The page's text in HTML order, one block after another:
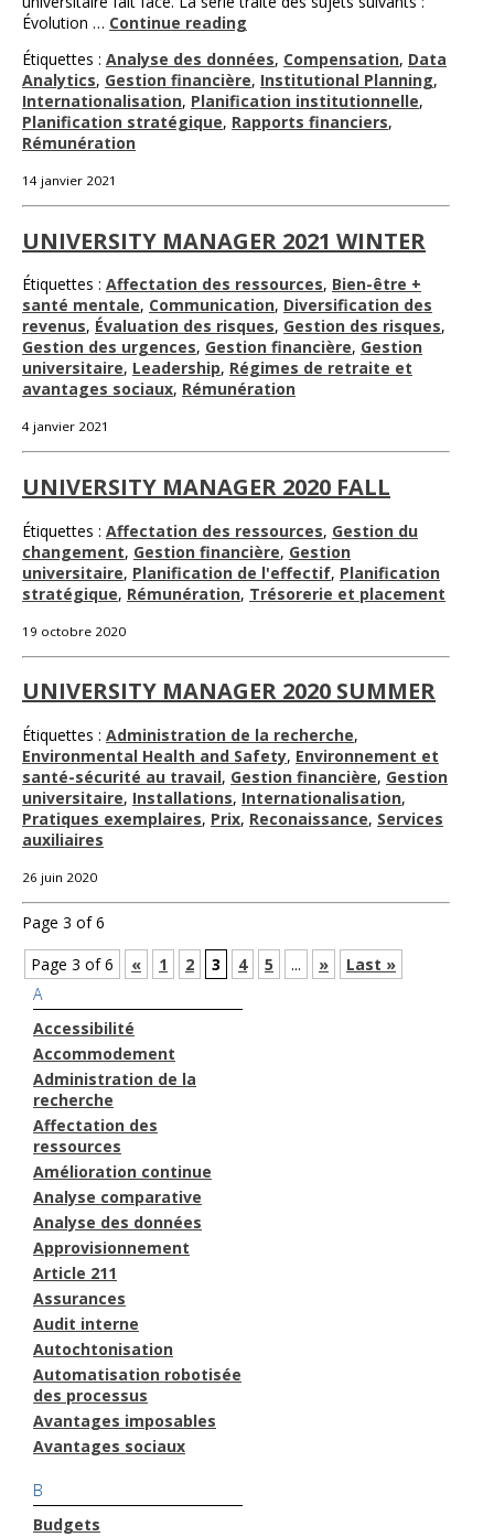
Évolution … Continue reading
Étiquettes : Analyse des données, Compensation, Data
Analytics, Gestion financière, Institutional Planning,
Internationalisation, Planification institutionnelle,
Planification stratégique, Rapports financiers,
Rémunération
14 janvier 2021
UNIVERSITY MANAGER 2021 WINTER
Étiquettes : Affectation des ressources, Bien-être +
santé mentale, Communication, Diversification des
revenus, Évaluation des risques, Gestion des risques,
Gestion des urgences, Gestion financière, Gestion
universitaire, Leadership, Régimes de retraite et
avantages sociaux, Rémunération
4 janvier 2021
UNIVERSITY MANAGER 2020 FALL
Étiquettes : Affectation des ressources, Gestion du
changement, Gestion financière, Gestion
universitaire, Planification de l'effectif, Planification
stratégique, Rémunération, Trésorerie et placement
19 octobre 2020
UNIVERSITY MANAGER 2020 SUMMER
Étiquettes : Administration de la recherche,
Environmental Health and Safety, Environnement et
santé-sécurité au travail, Gestion financière, Gestion
universitaire, Installations, Internationalisation,
Pratiques exemplaires, Prix, Reconaissance, Services
auxiliaires
26 juin 2020
Page 3 of 6
Page 3 of 6
« 1 2 3 4 5 ... »
Last »
A
Accessibilité
Accommodement
Administration de la
recherche
Affectation des
ressources
Amélioration continue
Analyse comparative
Analyse des données
Approvisionnement
Article 211
Assurances
Audit interne
Autochtonisation
Automatisation robotisée
des processus
Avantages imposables
Avantages sociaux
B
Budgets